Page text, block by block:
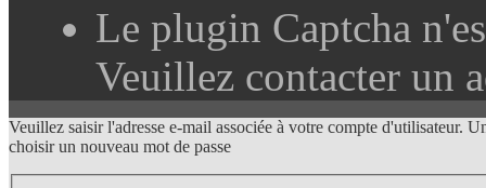
Le plugin Captcha
Veuillez contacter un
Veuillez saisir l'adresse e-mail associée à votre compte d'utilisateur.
choisir un nouveau mot de passe